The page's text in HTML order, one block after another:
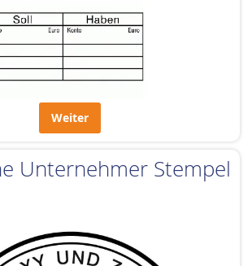
Weiter
Unternehmer Stempel